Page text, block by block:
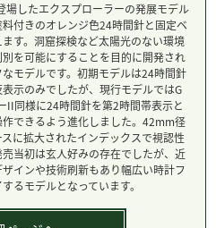
場したエクスプローラーの発展モデル
付きのオレンジ色24時間針と固定ベ
す。洞窟探検など太陽光のない環境
を可能にすることを目的に開発され
モデルです。初期モデルは24時間針
示のみでしたが、現行モデルではG
II同様に24時間針を第2時間帯表示と
作できるよう進化しました。42mm径
に拡大されたインデックスで視認性
当初は玄人好みの存在でしたが、近
インや技術刷新もあり幅広い時計フ
るモデルとなっています。